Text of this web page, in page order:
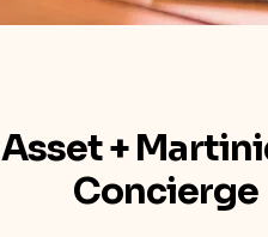
Asset +
Concierge